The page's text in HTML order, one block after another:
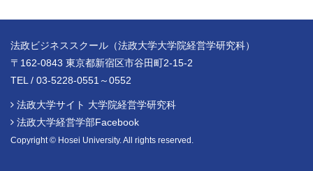
法政ビジネススクール（法政大学大学院経営学研究科）
〒162-0843 東京都新宿区市谷田町2-15-2
TEL / 03-5228-0551～0552
法政大学サイト 大学院経営学研究科
法政大学経営学部Facebook
Copyright © Hosei University. All rights reserved.